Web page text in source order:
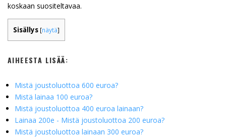
koskaan suositeltavaa.
Sisällys [näytä]
AIHEESTA LISÄÄ:
Mistä joustoluottoa 600 euroa?
Mistä lainaa 100 euroa?
Mistä joustoluottoa 400 euroa lainaan?
Lainaa 200e - Mistä joustoluottoa 200 euroa?
Mistä joustoluottoa lainaan 300 euroa?